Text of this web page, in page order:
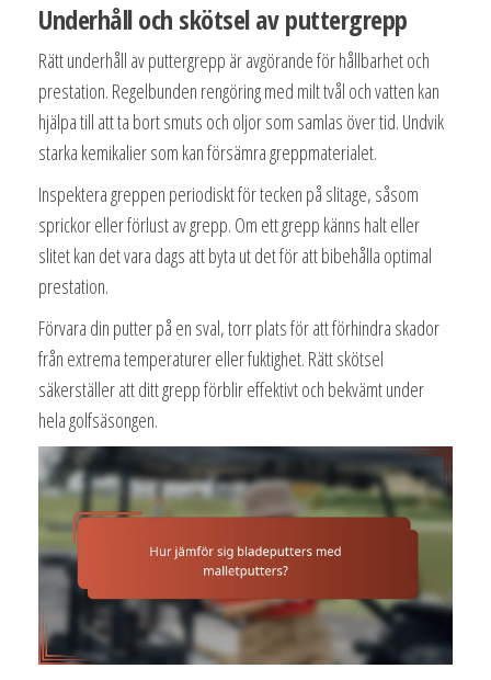
Underhåll och skötsel av puttergrepp
Rätt underhåll av puttergrepp är avgörande för hållbarhet och
prestation. Regelbunden rengöring med milt tvål och vatten kan
hjälpa till att ta bort smuts och oljor som samlas över tid. Undvik
starka kemikalier som kan försämra greppmaterialet.
Inspektera greppen periodiskt för tecken på slitage, såsom
sprickor eller förlust av grepp. Om ett grepp känns halt eller
slitet kan det vara dags att byta ut det för att bibehålla optimal
prestation.
Förvara din putter på en sval, torr plats för att förhindra skador
från extrema temperaturer eller fuktighet. Rätt skötsel
säkerställer att ditt grepp förblir effektivt och bekvämt under
hela golfsäsongen.